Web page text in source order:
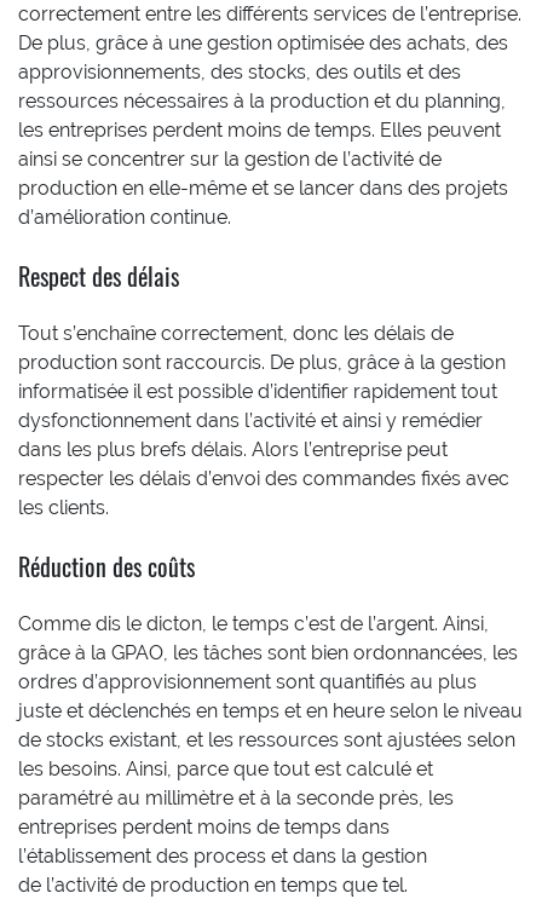
correctement entre les différents services de l’entreprise.
De plus, grâce à une gestion optimisée des achats, des
approvisionnements, des stocks, des outils et des
ressources nécessaires à la production et du planning,
les entreprises perdent moins de temps. Elles peuvent
ainsi se concentrer sur la gestion de l’activité de
production en elle-même et se lancer dans des projets
d’amélioration continue.
Respect des délais
Tout s’enchaîne correctement, donc les délais de
production sont raccourcis. De plus, grâce à la gestion
informatisée il est possible d’identifier rapidement tout
dysfonctionnement dans l’activité et ainsi y remédier
dans les plus brefs délais. Alors l’entreprise peut
respecter les délais d’envoi des commandes fixés avec
les clients.
Réduction des coûts
Comme dis le dicton, le temps c’est de l’argent. Ainsi,
grâce à la GPAO, les tâches sont bien ordonnancées, les
ordres d’approvisionnement sont quantifiés au plus
juste et déclenchés en temps et en heure selon le niveau
de stocks existant, et les ressources sont ajustées selon
les besoins. Ainsi, parce que tout est calculé et
paramétré au millimètre et à la seconde près, les
entreprises perdent moins de temps dans
l’établissement des process et dans la gestion
de l’activité de production en temps que tel.